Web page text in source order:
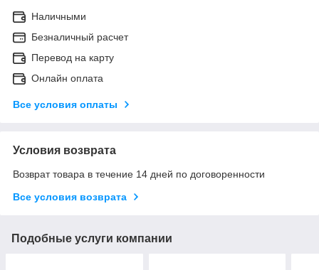
Наличными
Безналичный расчет
Перевод на карту
Онлайн оплата
Все условия оплаты
Условия возврата
Возврат товара в течение 14 дней по договоренности
Все условия возврата
Подобные услуги компании